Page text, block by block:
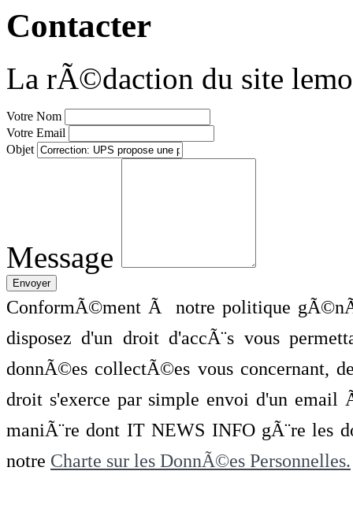
Contacter
La rÃ©daction du site
Votre Nom
Votre Email
Objet
Message
ConformÃ©ment Ã notre politique
disposez d'un droit d'accÃ¨s vous
donnÃ©es collectÃ©es vous concernant,
droit s'exerce par simple envoi d'un
maniÃ¨re dont IT NEWS INFO gÃ¨re les
notre Charte sur les DonnÃ©es Personnelles.